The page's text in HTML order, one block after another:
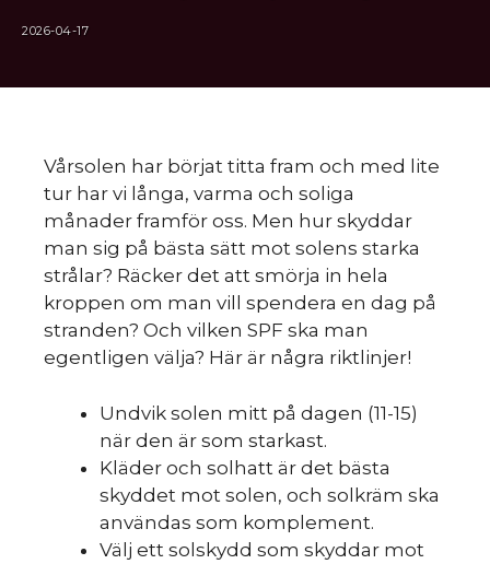
2026-04-17
Vårsolen har börjat titta fram och med lite
tur har vi långa, varma och soliga
månader framför oss. Men hur skyddar
man sig på bästa sätt mot solens starka
strålar? Räcker det att smörja in hela
kroppen om man vill spendera en dag på
stranden? Och vilken SPF ska man
egentligen välja? Här är några riktlinjer!
Undvik solen mitt på dagen (11-15)
när den är som starkast.
Kläder och solhatt är det bästa
skyddet mot solen, och solkräm ska
användas som komplement.
Välj ett solskydd som skyddar mot